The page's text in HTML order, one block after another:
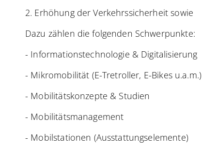
2. Erhöhung der Verkehrssicherheit sowie
Dazu zählen die folgenden Schwerpunkte:
- Informationstechnologie & Digitalisierung
- Mikromobilität (E-Tretroller, E-Bikes u.a.m.)
- Mobilitätskonzepte & Studien
- Mobilitätsmanagement
- Mobilstationen (Ausstattungselemente)